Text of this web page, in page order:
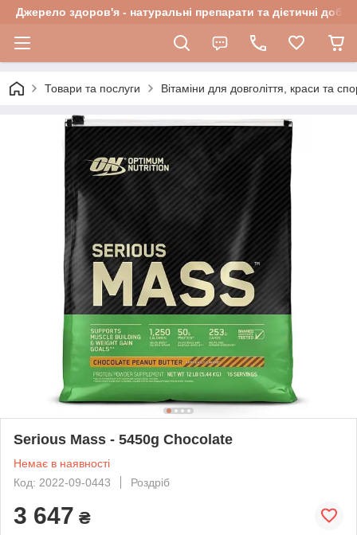
Джерело здоров'я - натуральні препарати та дієтичні
Товари та послуги Вітаміни для довголіття, краси та
Serious Mass - 5450g Chocolate
Немає в наявності
Код: 2022-09-0443
Роздріб
3 647 ₴